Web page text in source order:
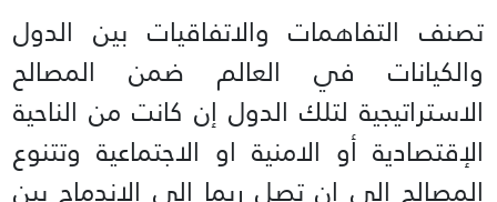
تصنف التفاهمات والاتفاقيات بين الدول
والكيانات في العالم ضمن المصالح
الاستراتيجية لتلك الدول إن كانت من الناحية
الإقتصادية أو الامنية او الاجتماعية وتتنوع
المصالح الى ان تصل ربما الى الاندماج بين